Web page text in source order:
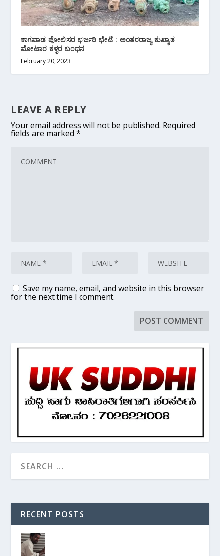
ಕಾಗವಾಡ ಪೋಲಿಸರ ಭರ್ಜರಿ ಭೇಟೆ : ಅಂತರರಾಜ್ಯ ಕುಖ್ಯಾತ
ಮೋಟಾರ ಕಳ್ಳರ ಬಂಧನ
February 20, 2023
LEAVE A REPLY
Your email address will not be published. Required
fields are marked*
Save my name, email, and website in this browser
for the next time I comment.
RECENT POSTS